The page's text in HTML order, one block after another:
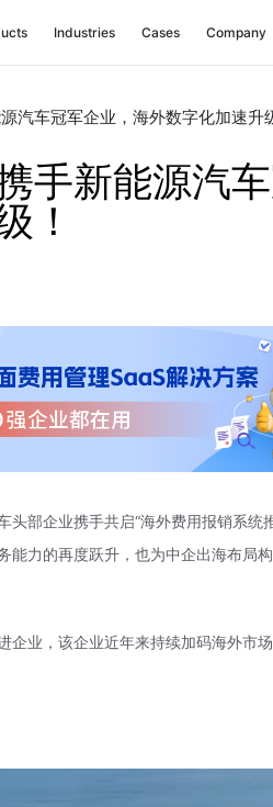
Industries Cases Company
汽车冠军企业，海外数字化加速升
手新能源汽
！
头部企业携手共启“海外费用报销系
能力的再度跃升，也为中企出海布局
企业，该企业近年来持续加码海外市